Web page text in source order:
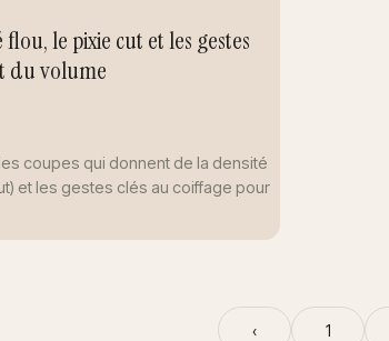
le pixie cut et les gestes
du volume
coupes qui donnent de la densité
et les gestes clés au coiffage pour
‹ 1